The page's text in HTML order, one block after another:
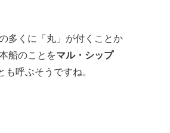
多くに「丸」が付くことか
船のことをマル・シップ
も呼ぶそうですね。